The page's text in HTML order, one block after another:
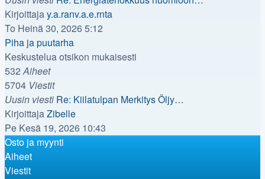
Kirjoittajay.a.ranv.a.e.rnta
To Heinä 30, 2026 5:12
Piha ja puutarha
Keskustelua otsikon mukaisesti
532Aiheet
5704 Viestit
Uusin viesti Re: Kiilatulpan Merkitys Öljy…
KirjoittajaZibelle
uusin
Pe Kesä 19, 2026 10:43
Osto ja myynti
Aiheet
Viestit